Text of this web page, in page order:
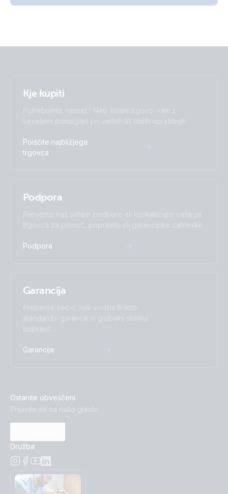
Kje kupiti
Potrebujete nasvet? Naši šolani trgovci vam z
veseljem pomagajo pri velikih ali malih vprašanjih
Poiščite najbližjega
trgovca
Podpora
Preverite naš sistem podpore ali kontaktirajte vašega
trgovca za pomoč, popravilo ali garancijske zahtevke
Podpora
Garancija
Preberite več o naši vodilni 5-letni
standardni garanciji in globalni storitvi
popravil.
Garancija
Ostanite obveščeni
Prijavite se na našo glasilo
Družba